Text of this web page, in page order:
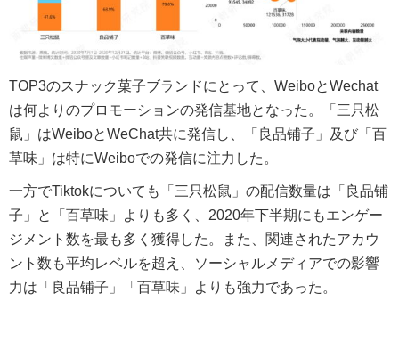
TOP3のスナック菓子ブランドにとって、WeiboとWechat
は何よりのプロモーションの発信基地となった。「三只松
鼠」はWeiboとWeChat共に発信し、「良品铺子」及び「百
草味」は特にWeiboでの発信に注力した。
一方でTiktokについても「三只松鼠」の配信数量は「良品铺
子」と「百草味」よりも多く、2020年下半期にもエンゲー
ジメント数を最も多く獲得した。また、関連されたアカウ
ント数も平均レベルを超え、ソーシャルメディアでの影響
力は「良品铺子」「百草味」よりも強力であった。